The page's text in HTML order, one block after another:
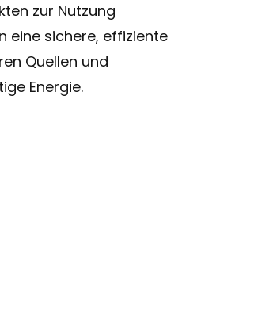
zur Nutzung
eine sichere, effiziente
Quellen und
Energie.